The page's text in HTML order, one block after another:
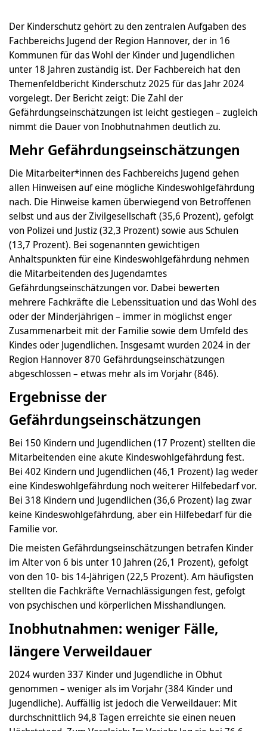
Der Kinderschutz gehört zu den zentralen Aufgaben des
Fachbereichs Jugend der Region Hannover, der in 16
Kommunen für das Wohl der Kinder und Jugendlichen
unter 18 Jahren zuständig ist. Der Fachbereich hat den
Themenfeldbericht Kinderschutz 2025 für das Jahr 2024
vorgelegt. Der Bericht zeigt: Die Zahl der
Gefährdungseinschätzungen ist leicht gestiegen – zugleich
nimmt die Dauer von Inobhutnahmen deutlich zu.
Mehr Gefährdungseinschätzungen
Die Mitarbeiter*innen des Fachbereichs Jugend gehen
allen Hinweisen auf eine mögliche Kindeswohlgefährdung
nach. Die Hinweise kamen überwiegend von Betroffenen
selbst und aus der Zivilgesellschaft (35,6 Prozent), gefolgt
von Polizei und Justiz (32,3 Prozent) sowie aus Schulen
(13,7 Prozent). Bei sogenannten gewichtigen
Anhaltspunkten für eine Kindeswohlgefährdung nehmen
die Mitarbeitenden des Jugendamtes
Gefährdungseinschätzungen vor. Dabei bewerten
mehrere Fachkräfte die Lebenssituation und das Wohl des
oder der Minderjährigen – immer in möglichst enger
Zusammenarbeit mit der Familie sowie dem Umfeld des
Kindes oder Jugendlichen. Insgesamt wurden 2024 in der
Region Hannover 870 Gefährdungseinschätzungen
abgeschlossen – etwas mehr als im Vorjahr (846).
Ergebnisse der
Gefährdungseinschätzungen
Bei 150 Kindern und Jugendlichen (17 Prozent) stellten die
Mitarbeitenden eine akute Kindeswohlgefährdung fest.
Bei 402 Kindern und Jugendlichen (46,1 Prozent) lag weder
eine Kindeswohlgefährdung noch weiterer Hilfebedarf vor.
Bei 318 Kindern und Jugendlichen (36,6 Prozent) lag zwar
keine Kindeswohlgefährdung, aber ein Hilfebedarf für die
Familie vor.
Die meisten Gefährdungseinschätzungen betrafen Kinder
im Alter von 6 bis unter 10 Jahren (26,1 Prozent), gefolgt
von den 10- bis 14-Jährigen (22,5 Prozent). Am häufigsten
stellten die Fachkräfte Vernachlässigungen fest, gefolgt
von psychischen und körperlichen Misshandlungen.
Inobhutnahmen: weniger Fälle,
längere Verweildauer
2024 wurden 337 Kinder und Jugendliche in Obhut
genommen – weniger als im Vorjahr (384 Kinder und
Jugendliche). Auffällig ist jedoch die Verweildauer: Mit
durchschnittlich 94,8 Tagen erreichte sie einen neuen